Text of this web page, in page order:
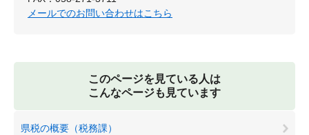
メールでのお問い合わせはこちら
このページを見ている人は
こんなページも見ています
県税の概要（税務課）